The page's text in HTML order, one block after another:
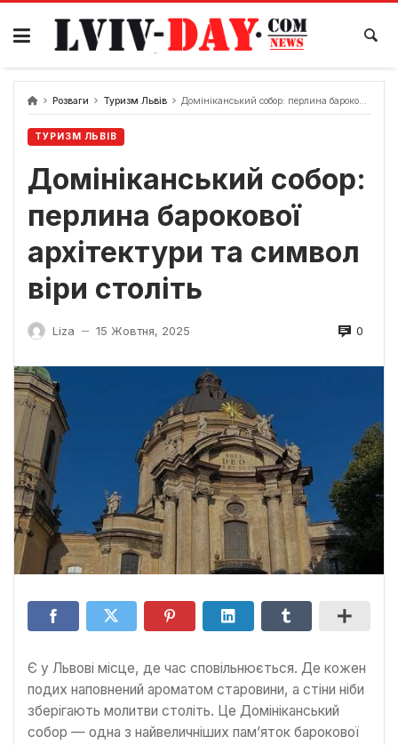
Skip
content
Розваги Туризм Львів Домініканський собор: перлина барокової архітектури та символ віри століть
ТУРИЗМ ЛЬВІВ
Домініканський собор:
перлина барокової
архітектури та символ
віри століть
Liza — 15 Жовтня, 2025 0
Є у Львові місце, де час сповільнюється. Де кожен
подих наповнений ароматом старовини, а стіни ніби
зберігають молитви століть. Це Домініканський
собор — одна з найвеличніших пам’яток барокової